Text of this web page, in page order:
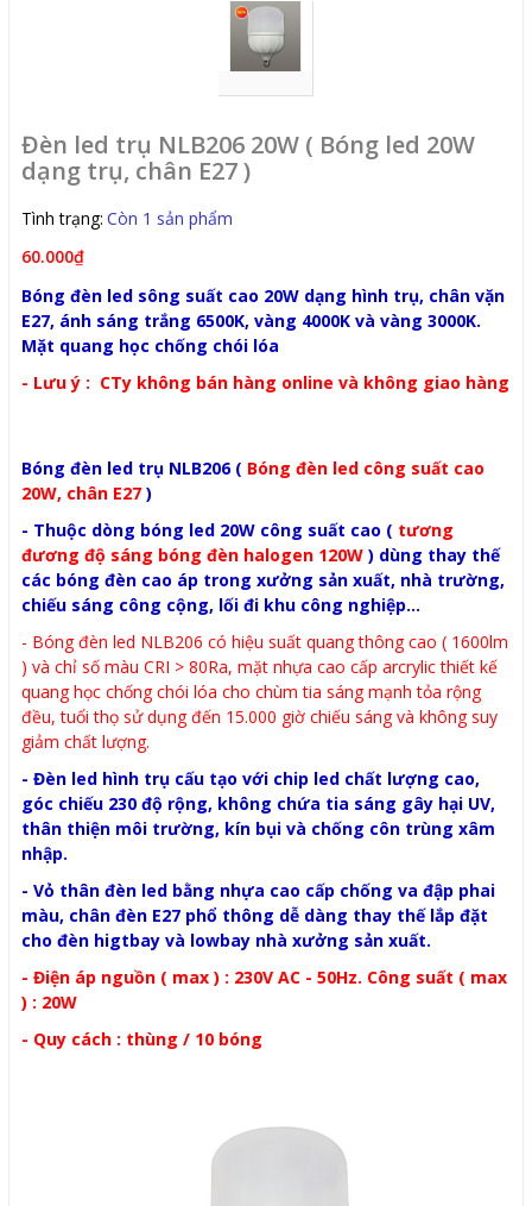
Đèn led trụ NLB206 20W ( Bóng led 20W
dạng trụ, chân E27 )
Tình trạng: Còn 1 sản phẩm
60.000₫
Bóng đèn led sông suất cao 20W dạng hình trụ, chân vặn
E27, ánh sáng trắng 6500K, vàng 4000K và vàng 3000K.
Mặt quang học chống chói lóa
- Lưu ý : CTy không bán hàng online và không giao hàng
Bóng đèn led trụ NLB206 ( Bóng đèn led công suất cao
20W, chân E27 )
- Thuộc dòng bóng led 20W công suất cao ( tương
đương độ sáng bóng đèn halogen 120W ) dùng thay thế
các bóng đèn cao áp trong xưởng sản xuất, nhà trường,
chiếu sáng công cộng, lối đi khu công nghiệp...
- Bóng đèn led NLB206 có hiệu suất quang thông cao ( 1600lm
) và chỉ số màu CRI > 80Ra, mặt nhựa cao cấp arcrylic thiết kế
quang học chống chói lóa cho chùm tia sáng mạnh tỏa rộng
đều, tuổi thọ sử dụng đến 15.000 giờ chiếu sáng và không suy
giảm chất lượng.
- Đèn led hình trụ cấu tạo với chip led chất lượng cao,
góc chiếu 230 độ rộng, không chứa tia sáng gây hại UV,
thân thiện môi trường, kín bụi và chống côn trùng xâm
nhập.
- Vỏ thân đèn led bằng nhựa cao cấp chống va đập phai
màu, chân đèn E27 phổ thông dễ dàng thay thế lắp đặt
cho đèn higtbay và lowbay nhà xưởng sản xuất.
- Điện áp nguồn ( max ) : 230V AC - 50Hz. Công suất ( max
) : 20W
- Quy cách : thùng / 10 bóng